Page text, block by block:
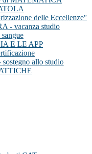
delle Eccellenze"
- vacanza studio
E LE APP
sostegno allo studio